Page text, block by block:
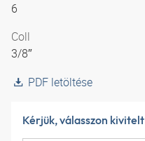
6
Coll
3/8″
PDF letöltése
Kérjük, válasszon kivitelt